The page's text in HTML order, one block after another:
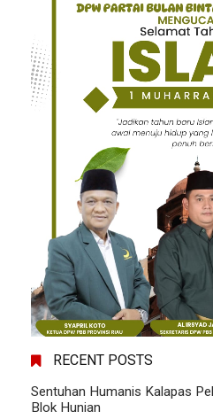
RECENT POSTS
Sentuhan Humanis Kalapas
Blok Hunian